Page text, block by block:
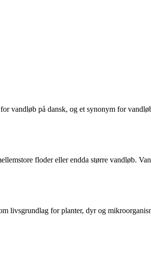
vandløb på dansk, og et synonym for
floder eller endda større vandløb.
livsgrundlag for planter, dyr og